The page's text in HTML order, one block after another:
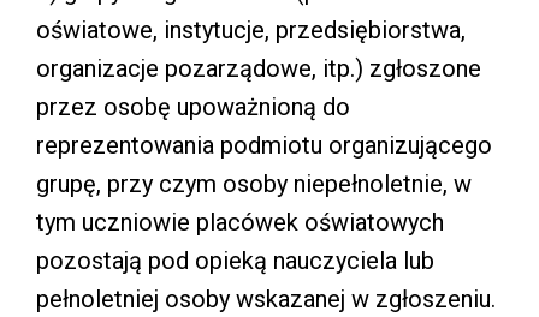
oświatowe, instytucje, przedsiębiorstwa,
organizacje pozarządowe, itp.) zgłoszone
przez osobę upoważnioną do
reprezentowania podmiotu organizującego
grupę, przy czym osoby niepełnoletnie, w
tym uczniowie placówek oświatowych
pozostają pod opieką nauczyciela lub
pełnoletniej osoby wskazanej w zgłoszeniu.